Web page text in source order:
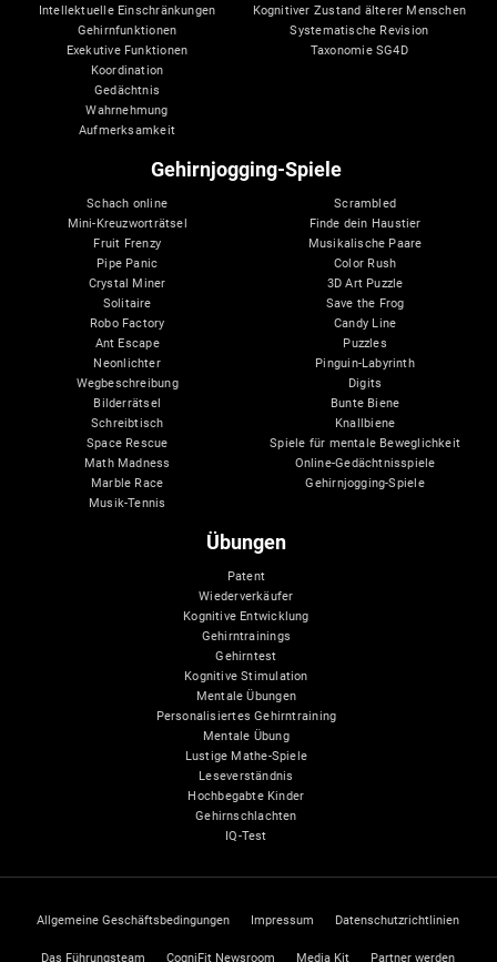
Intellektuelle Einschränkungen
Gehirnfunktionen
Exekutive Funktionen
Koordination
Gedächtnis
Wahrnehmung
Aufmerksamkeit
Kognitiver Zustand älterer Menschen
Systematische Revision
Taxonomie SG4D
Gehirnjogging-Spiele
Schach online
Mini-Kreuzworträtsel
Fruit Frenzy
Pipe Panic
Crystal Miner
Solitaire
Robo Factory
Ant Escape
Neonlichter
Wegbeschreibung
Bilderrätsel
Schreibtisch
Space Rescue
Math Madness
Marble Race
Musik-Tennis
Scrambled
Finde dein Haustier
Musikalische Paare
Color Rush
3D Art Puzzle
Save the Frog
Candy Line
Puzzles
Pinguin-Labyrinth
Digits
Bunte Biene
Knallbiene
Spiele für mentale Beweglichkeit
Online-Gedächtnisspiele
Gehirnjogging-Spiele
Übungen
Patent
Wiederverkäufer
Kognitive Entwicklung
Gehirntrainings
Gehirntest
Kognitive Stimulation
Mentale Übungen
Personalisiertes Gehirntraining
Mentale Übung
Lustige Mathe-Spiele
Leseverständnis
Hochbegabte Kinder
Gehirnschlachten
IQ-Test
Allgemeine Geschäftsbedingungen Impressum Datenschutzrichtlinien
Das Führungsteam CogniFit Newsroom Media Kit Partner werden